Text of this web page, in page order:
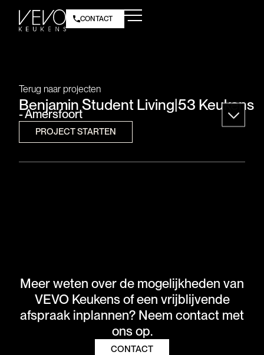
CONTACT
Terug naar projecten
Benjamin Student Living|53 Keukens
- Amersfoort
PROJECT STARTEN
Meer weten over de mogelijkheden van
VEVO Keukens of een vrijblijvende
afspraak inplannen? Neem contact met
ons op.
CONTACT